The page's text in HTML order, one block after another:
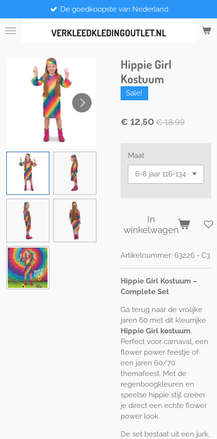
direct
naar
VERKLEEDKLEDINGOUTLET.NL
De goedkoopste van Nederland
Hippie Girl
Kostuum
Sale!
€ 12,50 € 18,99
Maat
In
winkelwagen
Artikelnummer: 63226 - C3
Hippie Girl Kostuum –
Complete Set
Ga terug naar de vrolijke
jaren 60 met dit kleurrijke
Hippie Girl kostuum.
Perfect voor carnaval, een
flower power feestje of
een jaren 60/70
themafeest. Met de
regenboogkleuren en
speelse hippie stijl creëer
je direct een echte flower
power look.
De set bestaat uit een jurk,